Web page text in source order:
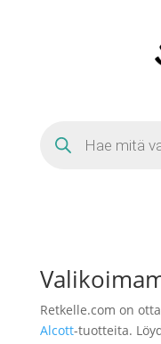
search
Retkelle.com on
Alcott-tuotteita.